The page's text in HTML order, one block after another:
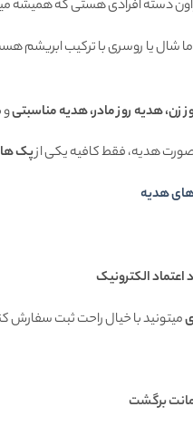
اون دسته افرادی هستی که همیشه
شال یا روسری با ترکیب ابریشم
زن، هدیه روز مادر، هدیه مناسبتیو
هدیه، فقط کافیه یکی ازپک
هدیه
میتونید با خیال راحت ثبت سفارش